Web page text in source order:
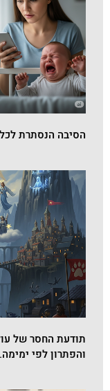
הסיבה הנסתרת
תודעת החסר של
והפתרון לפי